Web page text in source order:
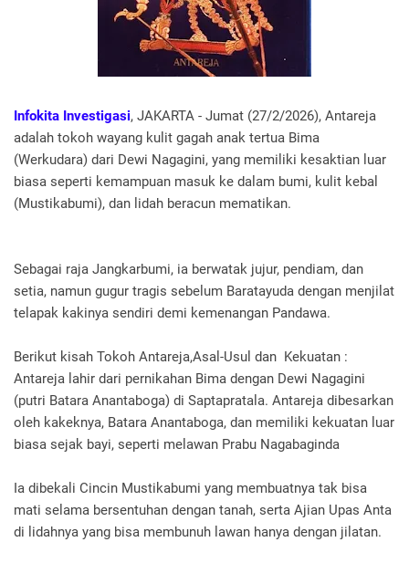
Infokita Investigasi, JAKARTA - Jumat (27/2/2026), Antareja
adalah tokoh wayang kulit gagah anak tertua Bima
(Werkudara) dari Dewi Nagagini, yang memiliki kesaktian luar
biasa seperti kemampuan masuk ke dalam bumi, kulit kebal
(Mustikabumi), dan lidah beracun mematikan.
Sebagai raja Jangkarbumi, ia berwatak jujur, pendiam, dan
setia, namun gugur tragis sebelum Baratayuda dengan menjilat
telapak kakinya sendiri demi kemenangan Pandawa.
Berikut kisah Tokoh Antareja,Asal-Usul dan Kekuatan :
Antareja lahir dari pernikahan Bima dengan Dewi Nagagini
(putri Batara Anantaboga) di Saptapratala. Antareja dibesarkan
oleh kakeknya, Batara Anantaboga, dan memiliki kekuatan luar
biasa sejak bayi, seperti melawan Prabu Nagabaginda
Ia dibekali Cincin Mustikabumi yang membuatnya tak bisa
mati selama bersentuhan dengan tanah, serta Ajian Upas Anta
di lidahnya yang bisa membunuh lawan hanya dengan jilatan.